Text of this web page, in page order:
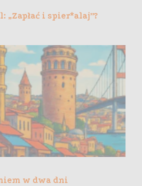
„Zapłać i spier*alaj”?
w dwa dni